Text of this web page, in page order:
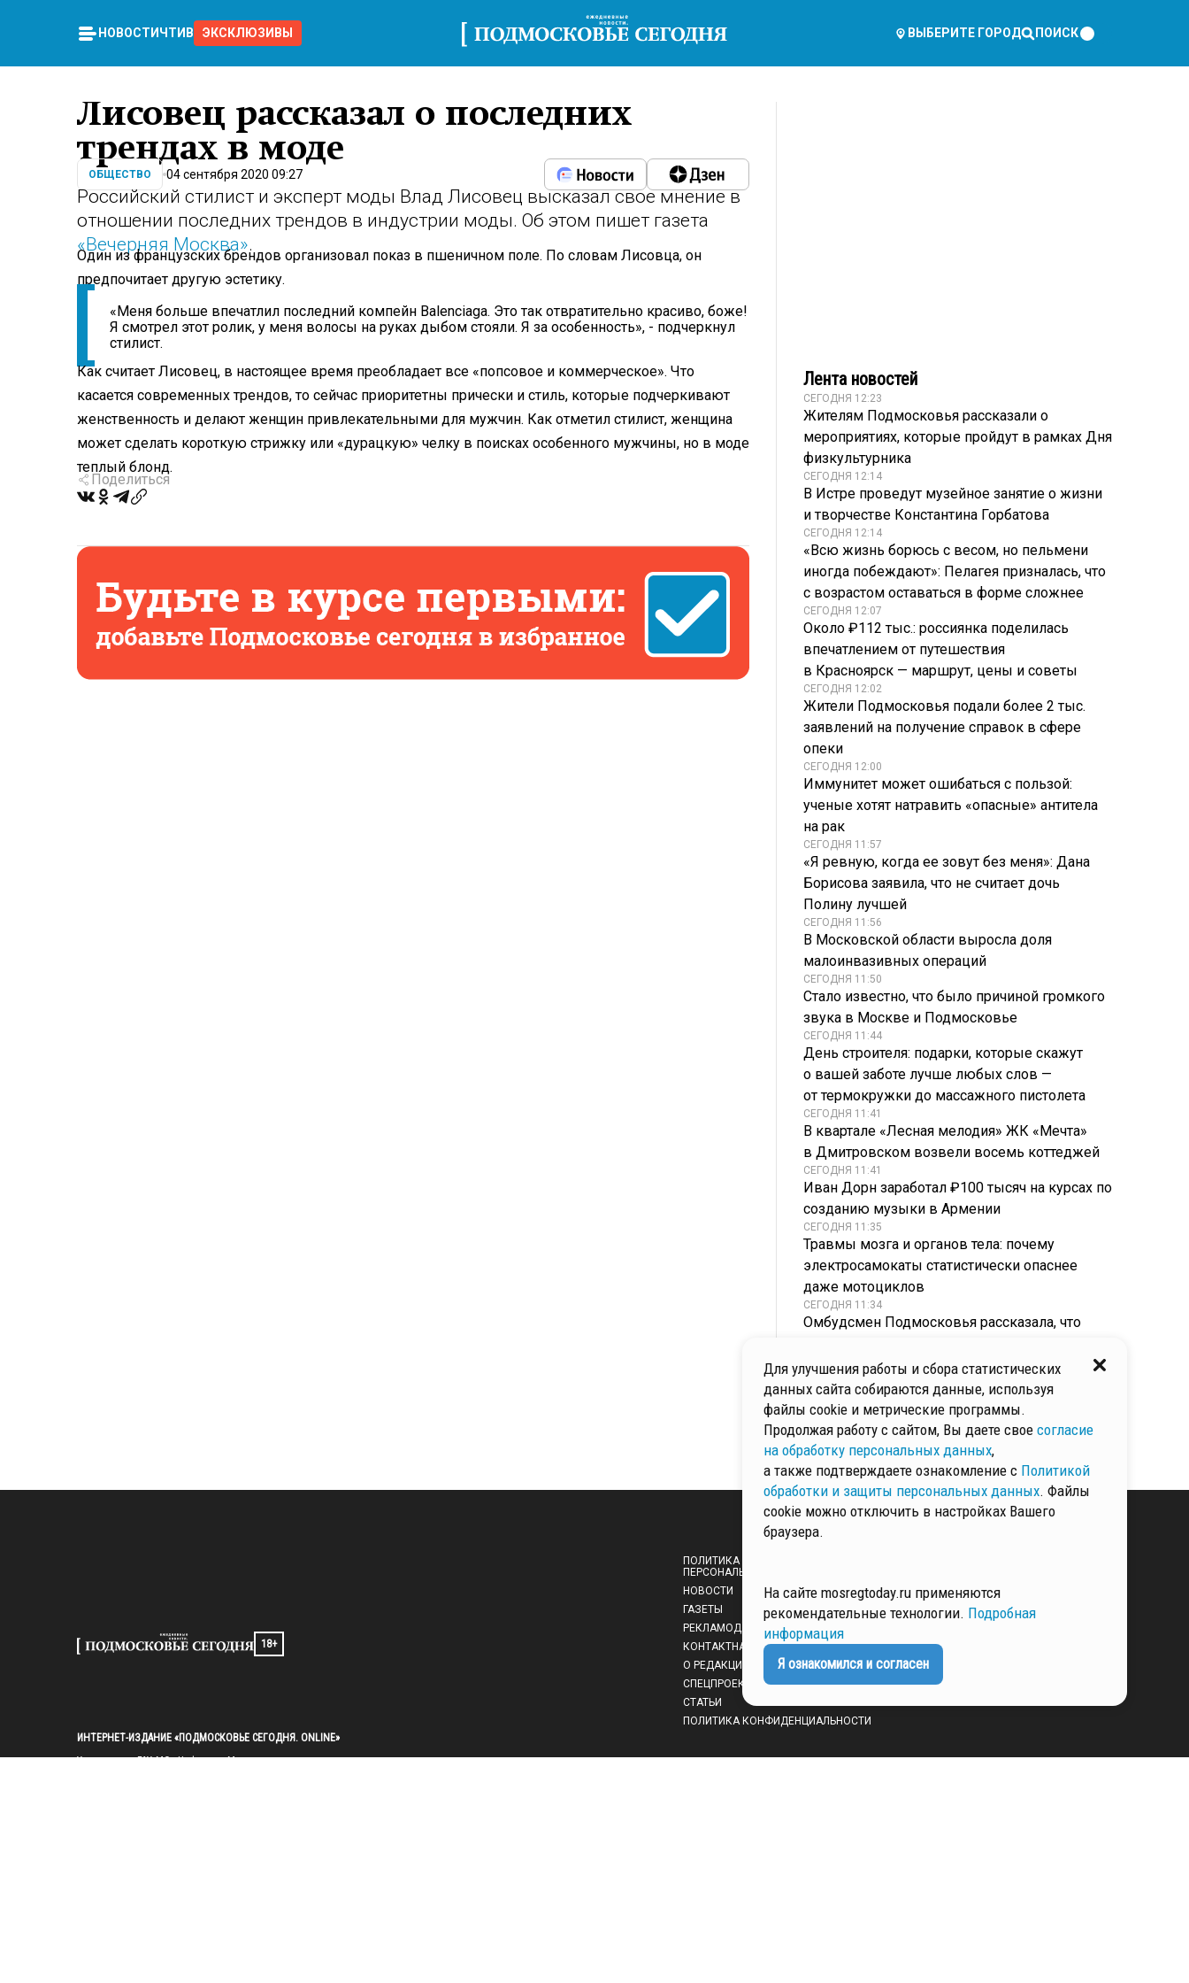
НОВОСТИ ЧТИВО ЭКСКЛЮЗИВЫ ВЫБЕРИТЕ ГОРОД ПОИСК
Лисовец рассказал о последних
трендах в моде
ОБЩЕСТВО 04 сентября 2020 09:27
Российский стилист и эксперт моды Влад Лисовец высказал свое мнение в
отношении последних трендов в индустрии моды. Об этом пишет газета
«Вечерняя Москва».
Один из французских брендов организовал показ в пшеничном поле. По словам Лисовца, он
предпочитает другую эстетику.
«Меня больше впечатлил последний компейн Balenciaga. Это так отвратительно красиво, боже!
Я смотрел этот ролик, у меня волосы на руках дыбом стояли. Я за особенность», - подчеркнул
стилист.
Как считает Лисовец, в настоящее время преобладает все «попсовое и коммерческое». Что
касается современных трендов, то сейчас приоритетны прически и стиль, которые подчеркивают
женственность и делают женщин привлекательными для мужчин. Как отметил стилист, женщина
может сделать короткую стрижку или «дурацкую» челку в поисках особенного мужчины, но в моде
теплый блонд.
Поделиться
Лента новостей
СЕГОДНЯ 12:23
Жителям Подмосковья рассказали о
мероприятиях, которые пройдут в рамках Дня
физкультурника
СЕГОДНЯ 12:14
В Истре проведут музейное занятие о жизни
и творчестве Константина Горбатова
СЕГОДНЯ 12:14
«Всю жизнь борюсь с весом, но пельмени
иногда побеждают»: Пелагея призналась, что
с возрастом оставаться в форме сложнее
СЕГОДНЯ 12:07
Около ₽112 тыс.: россиянка поделилась
впечатлением от путешествия
в Красноярск — маршрут, цены и советы
СЕГОДНЯ 12:02
Жители Подмосковья подали более 2 тыс.
заявлений на получение справок в сфере
опеки
СЕГОДНЯ 12:00
Иммунитет может ошибаться с пользой:
ученые хотят натравить «опасные» антитела
на рак
СЕГОДНЯ 11:57
«Я ревную, когда ее зовут без меня»: Дана
Борисова заявила, что не считает дочь
Полину лучшей
СЕГОДНЯ 11:56
В Московской области выросла доля
малоинвазивных операций
СЕГОДНЯ 11:50
Стало известно, что было причиной громкого
звука в Москве и Подмосковье
СЕГОДНЯ 11:44
День строителя: подарки, которые скажут
о вашей заботе лучше любых слов —
от термокружки до массажного пистолета
СЕГОДНЯ 11:41
В квартале «Лесная мелодия» ЖК «Мечта»
в Дмитровском возвели восемь коттеджей
СЕГОДНЯ 11:41
Иван Дорн заработал ₽100 тысяч на курсах по
созданию музыки в Армении
СЕГОДНЯ 11:35
Травмы мозга и органов тела: почему
электросамокаты статистически опаснее
даже мотоциклов
СЕГОДНЯ 11:34
Омбудсмен Подмосковья рассказала, что
избирателей
СЕГОДНЯ 11:33
От Ленина до распада СССР: уникальная
подборка марок выставлена на продажу за
₽1 млн
18+
ИНТЕРНЕТ-ИЗДАНИЕ «ПОДМОСКОВЬЕ СЕГОДНЯ. ONLINE»
Учредители: ГАУ МО «Цифровые Медиа»
ПОЛИТИКА ОБРАБОТКИ И ЗАЩИТЫ
ПЕРСОНАЛЬНЫХ ДАННЫХ
НОВОСТИ
ГАЗЕТЫ
РЕКЛАМОДАТЕЛЯМ
КОНТАКТНАЯ ИНФОРМАЦИЯ
О РЕДАКЦИИ
СПЕЦПРОЕКТЫ
СТАТЬИ
ПОЛИТИКА КОНФИДЕНЦИАЛЬНОСТИ
Для улучшения работы и сбора статистических
данных сайта собираются данные, используя
файлы cookie и метрические программы.
Продолжая работу с сайтом, Вы даете свое согласие
на обработку персональных данных,
а также подтверждаете ознакомление с Политикой
обработки и защиты персональных данных. Файлы
cookie можно отключить в настройках Вашего
браузера.
На сайте mosregtoday.ru применяются
рекомендательные технологии. Подробная
информация
Я ознакомился и согласен